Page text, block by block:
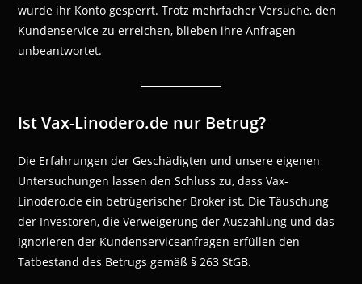
wurde ihr Konto gesperrt. Trotz mehrfacher Versuche, den
Kundenservice zu erreichen, blieben ihre Anfragen
unbeantwortet.
Ist Vax-Linodero.de nur Betrug?
Die Erfahrungen der Geschädigten und unsere eigenen
Untersuchungen lassen den Schluss zu, dass Vax-
Linodero.de ein betrügerischer Broker ist. Die Täuschung
der Investoren, die Verweigerung der Auszahlung und das
Ignorieren der Kundenserviceanfragen erfüllen den
Tatbestand des Betrugs gemäß § 263 StGB.